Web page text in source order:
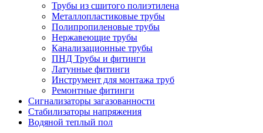
Трубы из сшитого полиэтилена
Металлопластиковые трубы
Полипропиленовые трубы
Нержавеющие трубы
Канализационные трубы
ПНД Трубы и фитинги
Латунные фитинги
Инструмент для монтажа труб
Ремонтные фитинги
Сигнализаторы загазованности
Стабилизаторы напряжения
Водяной теплый пол